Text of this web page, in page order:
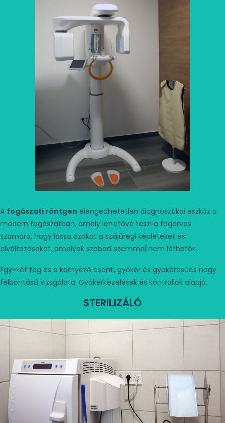
A fogászati röntgen elengedhetetlen diagnosztikai eszköz a
modern fogászatban, amely lehetővé teszi a fogorvos
számára, hogy lássa azokat a szájüregi képleteket és
elváltozásokat, amelyek szabad szemmel nem láthatók.
Egy-két fog és a környező csont, gyökér és gyökércsúcs nagy
felbontású vizsgálata. Gyökérkezelések és kontrollok alapja.
STERILIZÁLÓ